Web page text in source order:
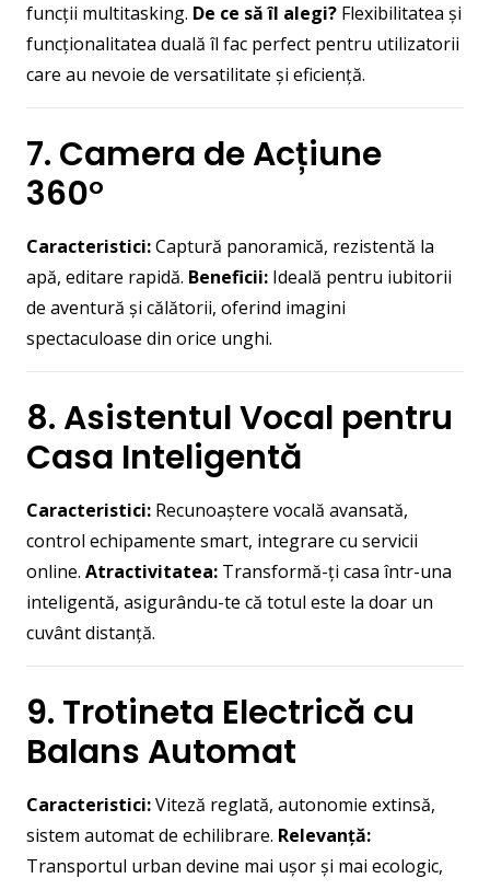
funcții multitasking. De ce să îl alegi? Flexibilitatea și
funcționalitatea duală îl fac perfect pentru utilizatorii
care au nevoie de versatilitate și eficiență.
7. Camera de Acțiune
360°
Caracteristici:Captură panoramică, rezistentă la
apă, editare rapidă. Beneficii: Ideală pentru iubitorii
de aventură și călătorii, oferind imagini
spectaculoase din orice unghi.
8. Asistentul Vocal pentru
Casa Inteligentă
Caracteristici: Recunoaștere vocală avansată,
control echipamente smart, integrare cu servicii
online. Atractivitatea: Transformă-ți casa într-una
inteligentă, asigurându-te că totul este la doar un
cuvânt distanță.
9. Trotineta Electrică cu
Balans Automat
Caracteristici:Viteză reglată, autonomie extinsă,
sistem automat de echilibrare. Relevanță:
Transportul urban devine mai ușor și mai ecologic,